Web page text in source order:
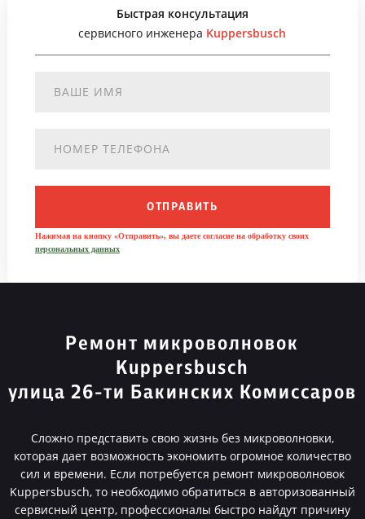
Быстрая консультация
сервисного инженера Kuppersbusch
ОТПРАВИТЬ
Нажимая на кнопку «Отправить», вы даете согласие на обработку своих
персональных данных
Ремонт микроволновок
Kuppersbusch
улица 26-ти Бакинских Комиссаров
Сложно представить свою жизнь без микроволновки,
которая дает возможность экономить огромное количество
сил и времени. Если потребуется ремонт микроволновок
Kuppersbusch, то необходимо обратиться в авторизованный
сервисный центр, профессионалы быстро найдут причину